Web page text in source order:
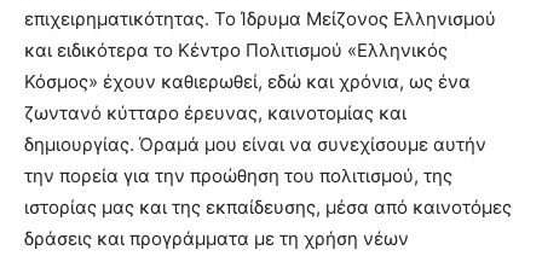
επιχειρηματικότητας. Το Ίδρυμα Μείζονος Ελληνισμού
και ειδικότερα το Κέντρο Πολιτισμού «Ελληνικός
Κόσμος» έχουν καθιερωθεί, εδώ και χρόνια, ως ένα
ζωντανό κύτταρο έρευνας, καινοτομίας και
δημιουργίας. Όραμά μου είναι να συνεχίσουμε αυτήν
την πορεία για την προώθηση του πολιτισμού, της
ιστορίας μας και της εκπαίδευσης, μέσα από καινοτόμες
δράσεις και προγράμματα με τη χρήση νέων